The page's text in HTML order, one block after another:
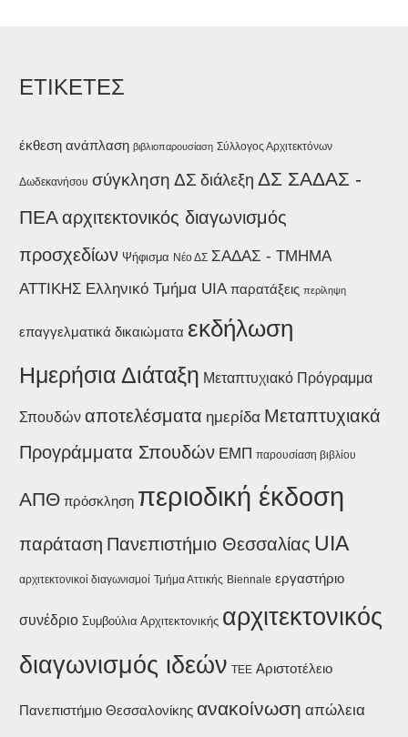
ΕΤΙΚΕΤΕΣ
έκθεση ανάπλαση βιβλιοπαρουσίαση Σύλλογος Αρχιτεκτόνων
Δωδεκανήσου σύγκληση ΔΣ διάλεξη ΔΣ ΣΑΔΑΣ -
ΠΕΑαρχιτεκτονικός διαγωνισμός
προσχεδίων Ψήφισμα Νέο ΔΣ ΣΑΔΑΣ - ΤΜΗΜΑ
ΑΤΤΙΚΗΣ Ελληνικό Τμήμα UIA παρατάξεις περίληψη
επαγγελματικά δικαιώματα εκδήλωση
Ημερήσια Διάταξη Μεταπτυχιακό Πρόγραμμα
Σπουδών αποτελέσματα ημερίδα Μεταπτυχιακά
Προγράμματα Σπουδών ΕΜΠ παρουσίαση βιβλίου
ΑΠΘ πρόσκληση περιοδική έκδοση
παράταση Πανεπιστήμιο Θεσσαλίας UIA
αρχιτεκτονικοί διαγωνισμοί Τμήμα Αττικής Biennale εργαστήριο
συνέδριο Συμβούλια Αρχιτεκτονικής αρχιτεκτονικός
διαγωνισμός ιδεών ΤΕΕ Αριστοτέλειο
Πανεπιστήμιο Θεσσαλονίκης ανακοίνωση απώλεια